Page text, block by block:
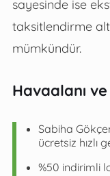
sayesinde ise
taksitlendirme
mümkündür.
Havaalanı ve
Sabiha
ücretsiz hızlı
%50 indirimli